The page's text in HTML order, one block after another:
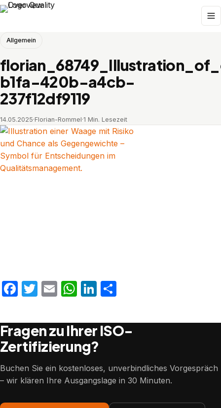
Allgemein
b1fa-420b-a4cb-
237f12df9119
14.05.2025·Florian-Rommel·1 Min. Lesezeit
Facebook
Twitter
EmailWhatsApp
LinkedIn
Fragen zu Ihrer ISO-
Zertifizierung?
Buchen Sie ein kostenloses, unverbindliches Vorgespräch
– wir klären Ihre Ausgangslage in 30 Minuten.